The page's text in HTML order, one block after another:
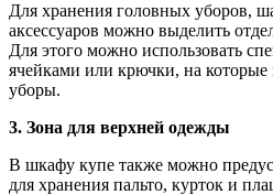
Для хранения головных уборов,
аксессуаров можно выделить
Для этого можно использовать
ячейками или крючки, на
уборы.
3. Зона для верхней одежды
В шкафу купе также можно
для хранения пальто, курток и